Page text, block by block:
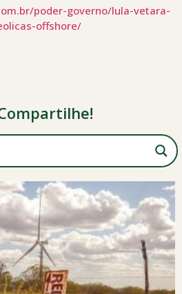
poder-governo/lula-vetara-
offshore/